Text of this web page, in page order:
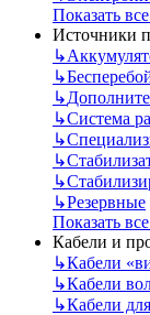
Показать
Источники
↳
↳
↳
↳Система
↳
↳
↳
↳Резервные
Показать
Кабели и
↳Кабели
↳Кабели
↳Кабели